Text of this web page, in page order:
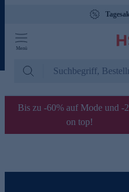
Menü
Bis zu -60% auf Mode und -
on top!